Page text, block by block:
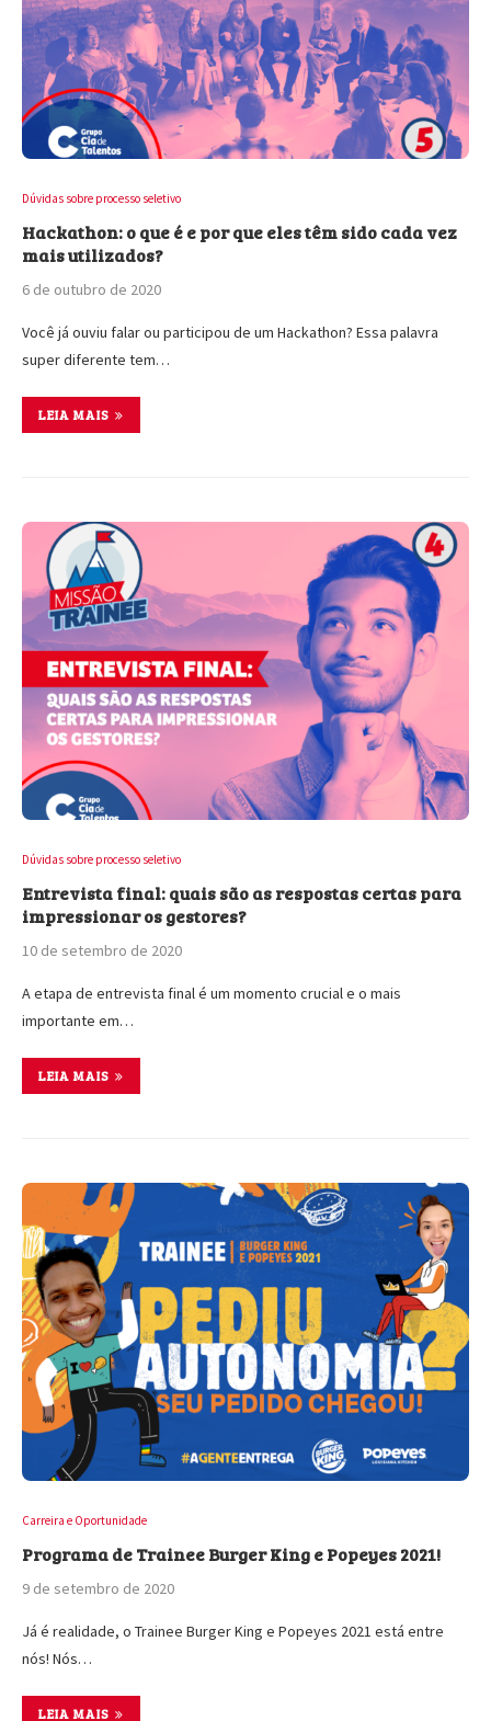
Dúvidas sobre processo seletivo
Hackathon: o que é e por que eles têm sido cada vez
mais utilizados?
6 de outubro de 2020
Você já ouviu falar ou participou de um Hackathon? Essa palavra
super diferente tem…
LEIA MAIS
Dúvidas sobre processo seletivo
Entrevista final: quais são as respostas certas para
impressionar os gestores?
10 de setembro de 2020
A etapa de entrevista final é um momento crucial e o mais
importante em…
LEIA MAIS
Carreira e Oportunidade
Programa de Trainee Burger King e Popeyes 2021!
9 de setembro de 2020
Já é realidade, o Trainee Burger King e Popeyes 2021 está entre
nós! Nós…
LEIA MAIS